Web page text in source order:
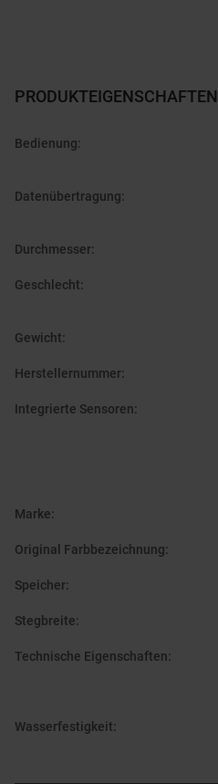
PRODUKTEIGENSCHAFTEN
Bedienung:
Datenübertragung:
Durchmesser:
Geschlecht:
Gewicht:
Herstellernummer:
Integrierte Sensoren:
Marke:
Original Farbbezeichnung:
Speicher:
Stegbreite:
Technische Eigenschaften:
Wasserfestigkeit: